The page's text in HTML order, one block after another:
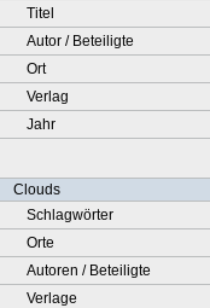
Titel
Autor / Beteiligte
Ort
Verlag
Jahr
Clouds
Schlagwörter
Orte
Autoren / Beteiligte
Verlage